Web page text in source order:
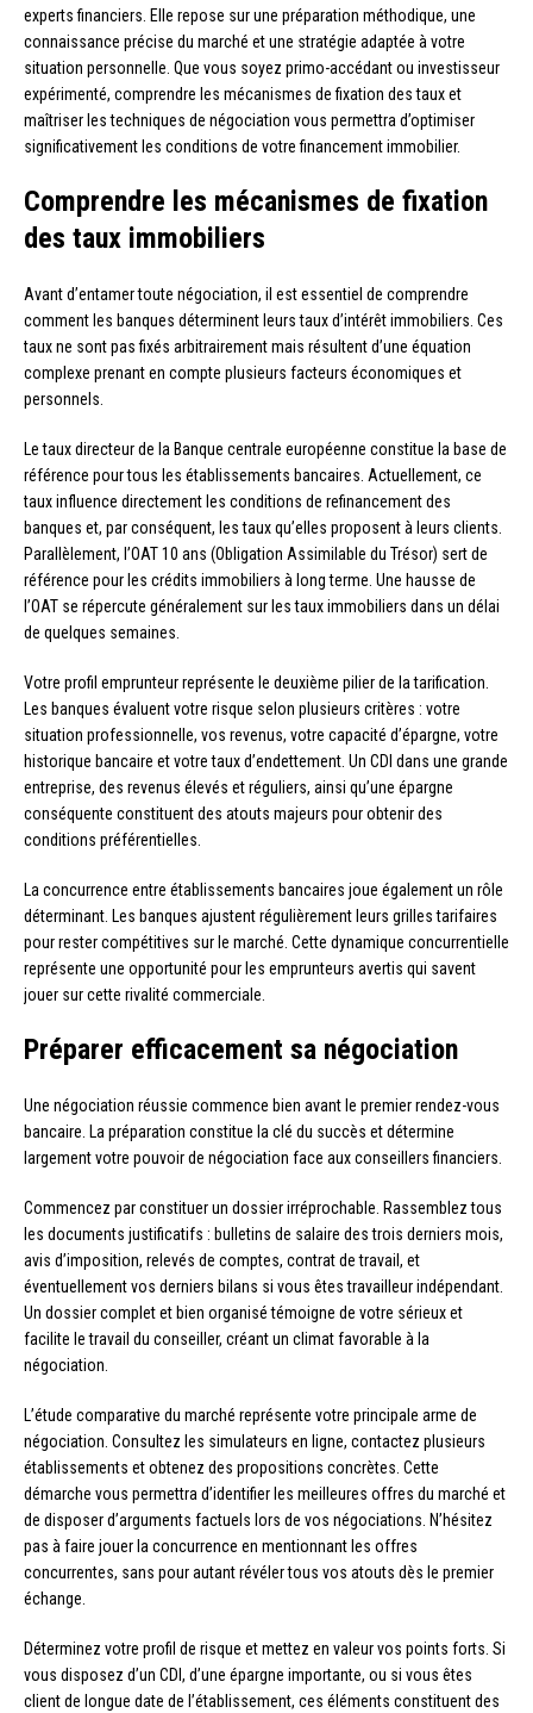
experts financiers. Elle repose sur une préparation méthodique, une
connaissance précise du marché et une stratégie adaptée à votre
situation personnelle. Que vous soyez primo-accédant ou investisseur
expérimenté, comprendre les mécanismes de fixation des taux et
maîtriser les techniques de négociation vous permettra d’optimiser
significativement les conditions de votre financement immobilier.
Comprendre les mécanismes de fixation
des taux immobiliers
Avant d’entamer toute négociation, il est essentiel de comprendre
comment les banques déterminent leurs taux d’intérêt immobiliers. Ces
taux ne sont pas fixés arbitrairement mais résultent d’une équation
complexe prenant en compte plusieurs facteurs économiques et
personnels.
Le taux directeur de la Banque centrale européenne constitue la base de
référence pour tous les établissements bancaires. Actuellement, ce
taux influence directement les conditions de refinancement des
banques et, par conséquent, les taux qu’elles proposent à leurs clients.
Parallèlement, l’OAT 10 ans (Obligation Assimilable du Trésor) sert de
référence pour les crédits immobiliers à long terme. Une hausse de
l’OAT se répercute généralement sur les taux immobiliers dans un délai
de quelques semaines.
Votre profil emprunteur représente le deuxième pilier de la tarification.
Les banques évaluent votre risque selon plusieurs critères : votre
situation professionnelle, vos revenus, votre capacité d’épargne, votre
historique bancaire et votre taux d’endettement. Un CDI dans une grande
entreprise, des revenus élevés et réguliers, ainsi qu’une épargne
conséquente constituent des atouts majeurs pour obtenir des
conditions préférentielles.
La concurrence entre établissements bancaires joue également un rôle
déterminant. Les banques ajustent régulièrement leurs grilles tarifaires
pour rester compétitives sur le marché. Cette dynamique concurrentielle
représente une opportunité pour les emprunteurs avertis qui savent
jouer sur cette rivalité commerciale.
Préparer efficacement sa négociation
Une négociation réussie commence bien avant le premier rendez-vous
bancaire. La préparation constitue la clé du succès et détermine
largement votre pouvoir de négociation face aux conseillers financiers.
Commencez par constituer un dossier irréprochable. Rassemblez tous
les documents justificatifs : bulletins de salaire des trois derniers mois,
avis d’imposition, relevés de comptes, contrat de travail, et
éventuellement vos derniers bilans si vous êtes travailleur indépendant.
Un dossier complet et bien organisé témoigne de votre sérieux et
facilite le travail du conseiller, créant un climat favorable à la
négociation.
L’étude comparative du marché représente votre principale arme de
négociation. Consultez les simulateurs en ligne, contactez plusieurs
établissements et obtenez des propositions concrètes. Cette
démarche vous permettra d’identifier les meilleures offres du marché et
de disposer d’arguments factuels lors de vos négociations. N’hésitez
pas à faire jouer la concurrence en mentionnant les offres
concurrentes, sans pour autant révéler tous vos atouts dès le premier
échange.
Déterminez votre profil de risque et mettez en valeur vos points forts. Si
vous disposez d’un CDI, d’une épargne importante, ou si vous êtes
client de longue date de l’établissement, ces éléments constituent des